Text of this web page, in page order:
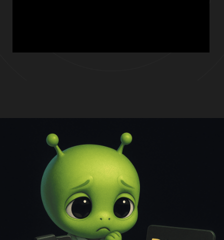
Собственников бизнеса, стремящихся
Что вы получаете?
Подбор релевантных направлений для
диверсификации
Оценка потенциальной прибыли, рисков
и барьеров входа
Стратегия запуска новых продуктов/услуг
или выхода в смежные ниши
Готовый план действий с приоритетами,
сроками и рекомендациями